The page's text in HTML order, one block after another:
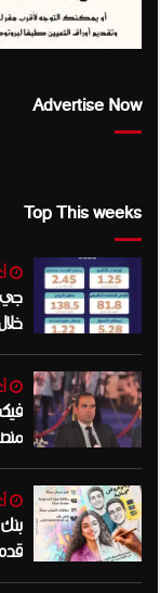
Advertise Now
Top This weeks
جي